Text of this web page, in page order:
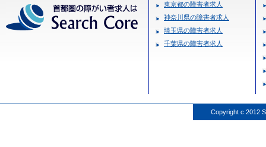
東京都の障害者求人
神奈川県の障害者求人
埼玉県の障害者求人
千葉県の障害者求人
Copyright c 2012